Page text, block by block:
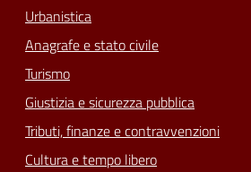
Urbanistica
Anagrafe e stato civile
Turismo
Giustizia e sicurezza pubblica
Tributi, finanze e contravvenzioni
Cultura e tempo libero